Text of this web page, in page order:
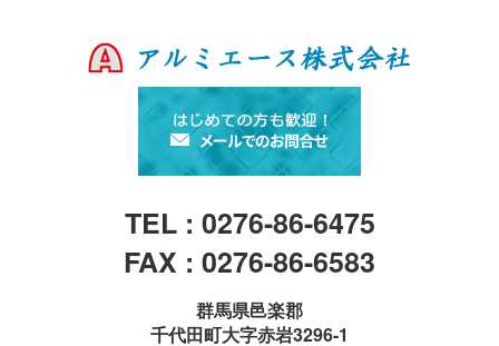
TEL : 0276-86-6475
FAX : 0276-86-6583
群馬県邑楽郡
千代田町大字赤岩3296-1